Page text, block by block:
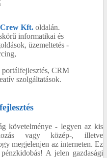
Kft. oldalán.
informatikai és
üzemeltetés -
CRM
szolgáltatások.
követelménye - legyen az kis
vagy közép-, illetve
megjelenjen az interneten. Ez
A jelen gazdasági